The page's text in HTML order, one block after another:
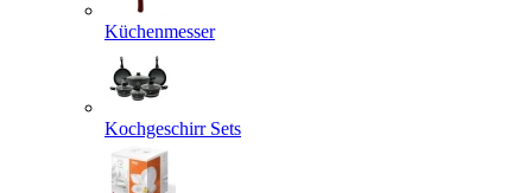
Küchenmesser
Kochgeschirr Sets